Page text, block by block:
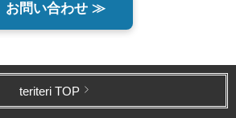
お問い合わせ ≫
teriteri TOP